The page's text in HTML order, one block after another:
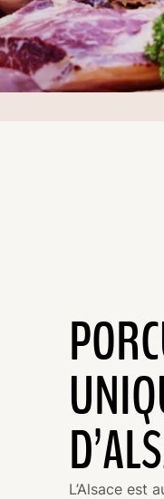
L’Alsace est